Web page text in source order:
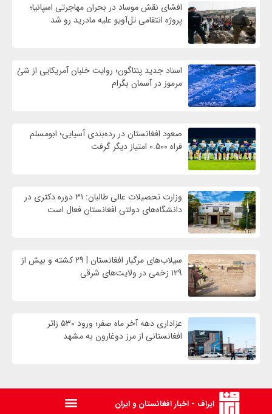
افشای نقش موساد در بحران مهاجرتی اسپانیا؛
پروژه انتقامی تل‌آویو علیه مادرید رو شد
اسناد جدید پنتاگون؛ روایت خلبان آمریکایی از شئ
مرموز در آسمان بگرام
صعود افغانستان در رده‌بندی آسیایی؛ ابومسلم
فراه ۰.۵۰۰ امتیاز دیگر گرفت
وزارت تحصیلات عالی طالبان: ۳۱ دوره دکتری در
دانشگاه‌های دولتی افغانستان فعال است
سیلاب‌های مرگبار افغانستان | ۲۹ کشته و بیش از
۱۲۹ زخمی در ولایت‌های شرقی
عزاداری دهه آخر ماه صفر؛ ورود ۵۳۰ زائر
افغانستانی از مرز دوغارون به مشهد
ایراف - اخبار افغانستان و ایران